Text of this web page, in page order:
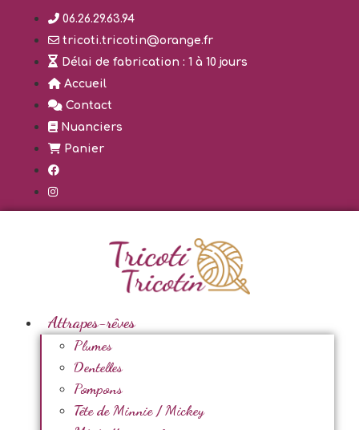
contenu
06.26.29.63.94
tricoti.tricotin@orange.fr
Délai de fabrication : 1 à 10 jours
Accueil
Contact
Nuanciers
Panier
Attrapes-rêves
Plumes
Dentelles
Pompons
Tête de Minnie / Mickey